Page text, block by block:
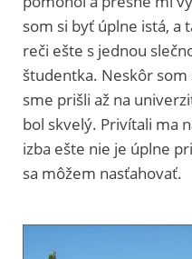
som si byť úplne istá, a
reči ešte s jednou
študentka. Neskôr
sme prišli až na
bol skvelý. Privítali ma
izba ešte nie je úplne
sa môžem nasťahovať.